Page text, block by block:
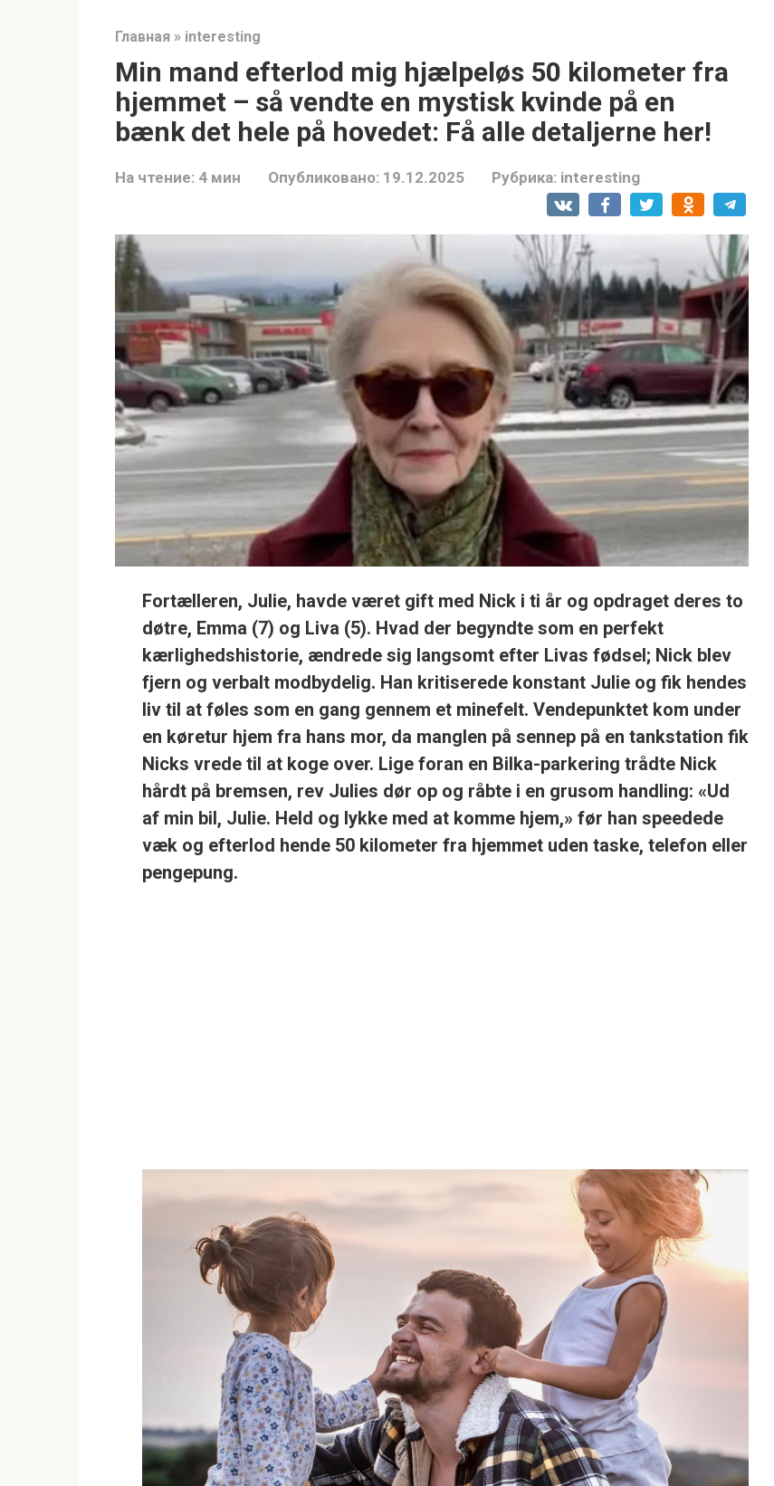
Главная » interesting
Min mand efterlod mig hjælpeløs 50 kilometer fra
hjemmet – så vendte en mystisk kvinde på en
bænk det hele på hovedet: Få alle detaljerne her!
На чтение: 4 мин Опубликовано: 19.12.2025 Рубрика: interesting
Fortælleren, Julie, havde været gift med Nick i ti år og opdraget deres to
døtre, Emma (7) og Liva (5). Hvad der begyndte som en perfekt
kærlighedshistorie, ændrede sig langsomt efter Livas fødsel; Nick blev
fjern og verbalt modbydelig. Han kritiserede konstant Julie og fik hendes
liv til at føles som en gang gennem et minefelt. Vendepunktet kom under
en køretur hjem fra hans mor, da manglen på sennep på en tankstation fik
Nicks vrede til at koge over. Lige foran en Bilka-parkering trådte Nick
hårdt på bremsen, rev Julies dør op og råbte i en grusom handling: «Ud
af min bil, Julie. Held og lykke med at komme hjem,» før han speedede
væk og efterlod hende 50 kilometer fra hjemmet uden taske, telefon eller
pengepung.